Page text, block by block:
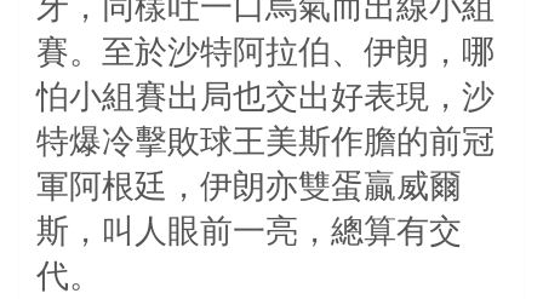
賽。至於沙特阿拉伯、伊朗，哪
怕小組賽出局也交出好表現，沙
特爆冷擊敗球王美斯作膽的前冠
軍阿根廷，伊朗亦雙蛋贏威爾
斯，叫人眼前一亮，總算有交
代。